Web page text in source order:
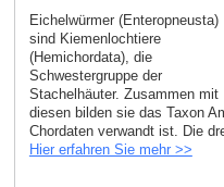
Eichelwürmer (Enteropneusta)
sind Kiemenlochtiere
(Hemichordata), die
Schwestergruppe der
Stachelhäuter. Zusammen mit
diesen bilden sie das Taxon
Chordaten verwandt ist. Die
Hier erfahren Sie mehr >>